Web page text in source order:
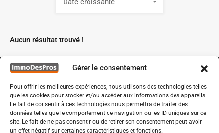
Gérer le consentement
Pour offrir les meilleures expériences, nous utilisons des technologies telles
que les cookies pour stocker et/ou accéder aux informations des appareils.
Le fait de consentir à ces technologies nous permettra de traiter des
données telles que le comportement de navigation ou les ID uniques sur ce
site. Le fait de ne pas consentir ou de retirer son consentement peut avoir
un effet négatif sur certaines caractéristiques et fonctions.
Date croissante
Aucun résultat trouvé !